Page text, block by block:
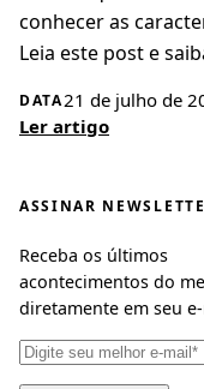
conhecer as
Leia este post e
DATA21 de julho de
Ler artigo
ASSINAR
Receba os últimos
acontecimentos do
diretamente em seu